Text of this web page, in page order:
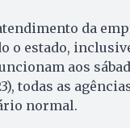
da
o estado,
aos
todas as
normal.